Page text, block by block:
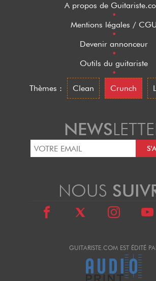
A propos de
•
Mentions légales /
•
Devenir annonceur
•
Outils du guitariste
•
Thèmes :
Clean Crunch
NEWS
GUITARISTE.COM EST ÉDITÉ
NOUS